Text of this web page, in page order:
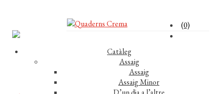
(0)
Catàleg
Assaig
Assaig
Assaig Minor